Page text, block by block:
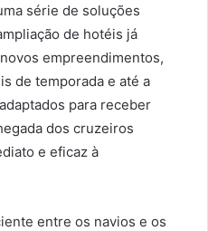
série de soluções
de hotéis já
empreendimentos,
de temporada e até a
para receber
dos cruzeiros
e eficaz à
entre os navios e os